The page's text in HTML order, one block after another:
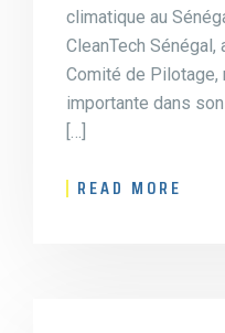
climatique au
CleanTech Sénégal,
Comité de Pilotage,
importante dans
[…]
READ MORE